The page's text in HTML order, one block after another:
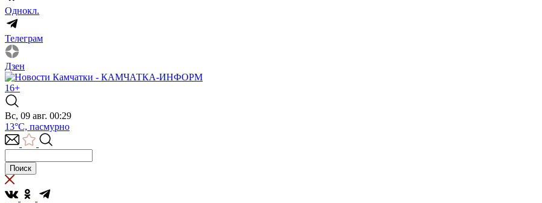
Однокл.
Телеграм
Дзен
16+
Вс, 09 авг. 00:29
13°C, пасмурно